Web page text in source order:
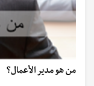
من هو مدير الأعمال؟